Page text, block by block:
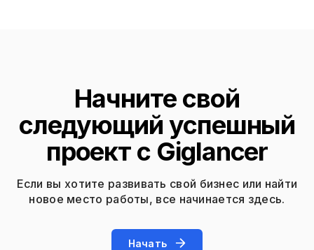
Начните свой
следующий успешный
проект с Giglancer
Если вы хотите развивать свой бизнес или найти
новое место работы, все начинается здесь.
Начать